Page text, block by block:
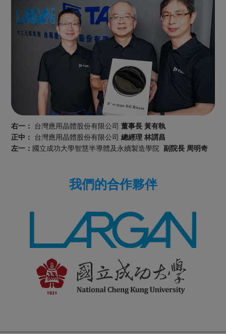
右一： 台灣應用晶體股份有限公司董事長 黃有執
正中： 台灣應用晶體股份有限公司 總經理 林謂昌
左一： 國立成功大學智慧半導體及永續製造學院 副院長 周明奇
我們的合作夥伴